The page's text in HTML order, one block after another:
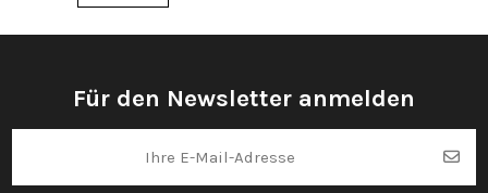
Für den Newsletter anmelden